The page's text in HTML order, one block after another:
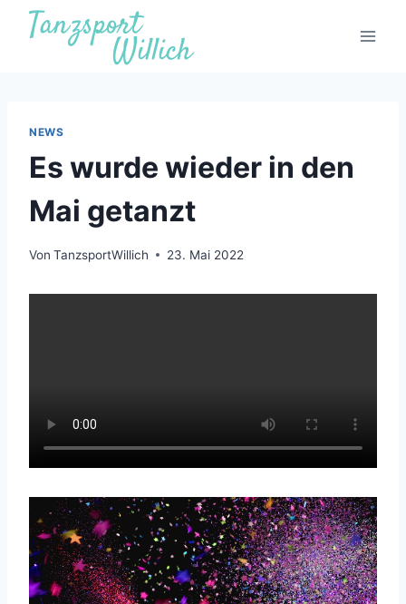
Zum
Inhalt
NEWS
Es wurde wieder in den
Mai getanzt
Von TanzsportWillich 23. Mai 2022